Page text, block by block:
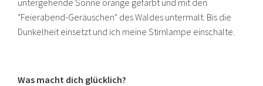
untergehende Sonne orange gefärbt und mit den
"Feierabend-Geräuschen" des Waldes untermalt. Bis die
Dunkelheit einsetzt und ich meine Stirnlampe einschalte.
Was macht dich glücklich?